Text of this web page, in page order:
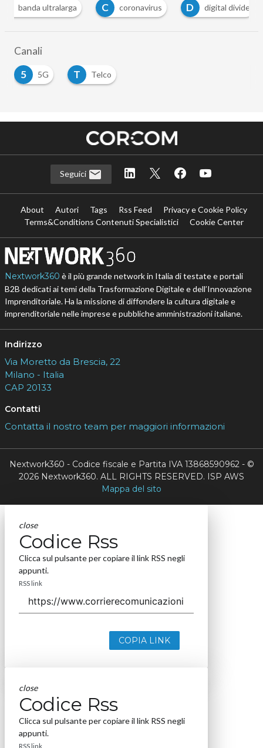
C
coronavirus D digital divide E elettrosmog
Canali
5
5G T Telco
Seguici
About Autori Tags Rss Feed
Privacy e Cookie Policy
Terms&Conditions Contenuti Specialistici
Cookie Center
Nextwork360 è il più grande network in Italia di testate e portali
B2B dedicati ai temi della Trasformazione Digitale e dell’Innovazione
Imprenditoriale. Ha la missione di diffondere la cultura digitale e
imprenditoriale nelle imprese e pubbliche amministrazioni italiane.
Indirizzo
Via Moretto da Brescia, 22
Milano - Italia
CAP 20133
Contatti
Contatta il nostro team per maggiori informazioni
Nextwork360 - Codice fiscale e Partita IVA 13868590962 - ©
2026 Nextwork360. ALL RIGHTS RESERVED. ISP AWS
Mappa del sito
close
Codice Rss
Clicca sul pulsante per copiare il link RSS negli
appunti.
RSS link
COPIA LINK
close
Codice Rss
Clicca sul pulsante per copiare il link RSS negli
appunti.
RSS link